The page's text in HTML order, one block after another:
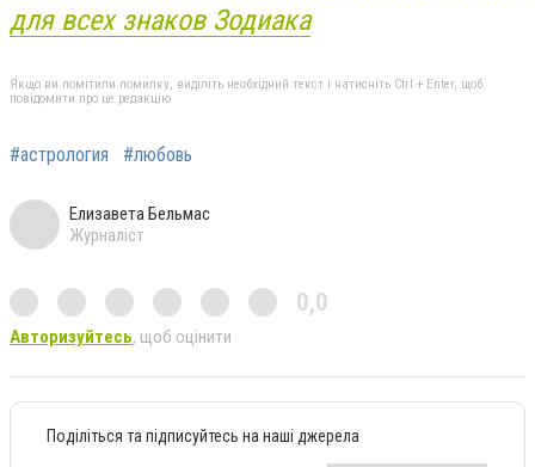
для всех знаков Зодиака
Якщо ви помітили помилку, виділіть необхідний текст і натисніть Ctrl + Enter, щоб
повідомити про це редакцію
#астрология #любовь
Елизавета Бельмас
Журналіст
0,0
Авторизуйтесь, щоб оцінити
Поділіться та підписуйтесь на наші джерела